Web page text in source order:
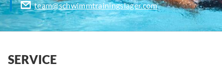
team@schwimmtrainingslager.com
SERVICE